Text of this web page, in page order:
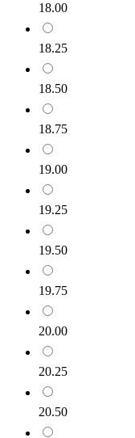
18.00
18.25
18.50
18.75
19.00
19.25
19.50
19.75
20.00
20.25
20.50